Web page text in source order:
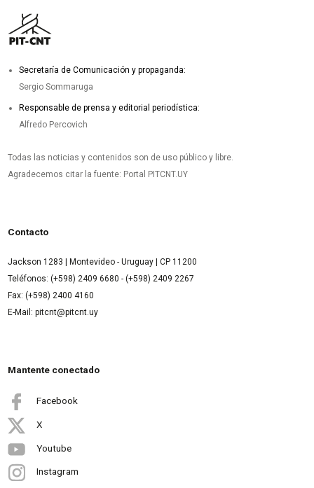
Secretaría de Comunicación y propaganda:
Sergio Sommaruga
Responsable de prensa y editorial periodística:
Alfredo Percovich
Todas las noticias y contenidos son de uso público y libre.
Agradecemos citar la fuente: Portal PITCNT.UY
Contacto
Jackson 1283 | Montevideo - Uruguay | CP 11200
Teléfonos: (+598) 2409 6680 - (+598) 2409 2267
Fax: (+598) 2400 4160
E-Mail: pitcnt@pitcnt.uy
Mantente conectado
Facebook
X
Youtube
Instagram